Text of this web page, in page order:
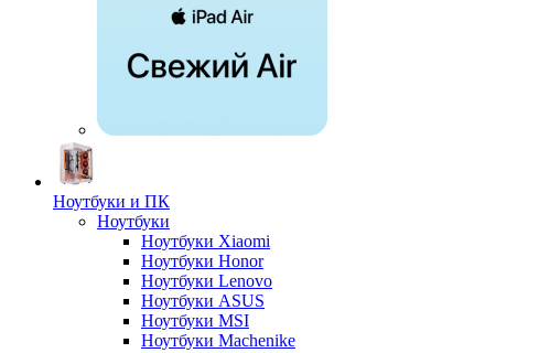
Ноутбуки и ПК
Ноутбуки
Ноутбуки Xiaomi
Ноутбуки Honor
Ноутбуки Lenovo
Ноутбуки ASUS
Ноутбуки MSI
Ноутбуки Machenike